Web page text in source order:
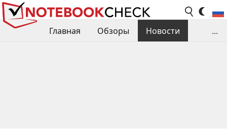
Главная Обзоры
Новости
...